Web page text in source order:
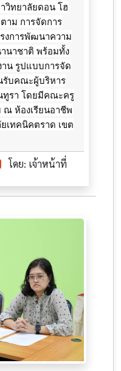
ทยาลัยดอน โฮ
าม การจัดการ
งการพัฒนาความ
นาชาติ พร้อมทั้ง
น รูปแบบการจัด
รับคณะผู้บริหาร
ทูรา โดยมีคณะครู
ณ ห้องเรียนอาชีพ
เทคนิคตราด เขต
โดย: เจ้าหน้าที่